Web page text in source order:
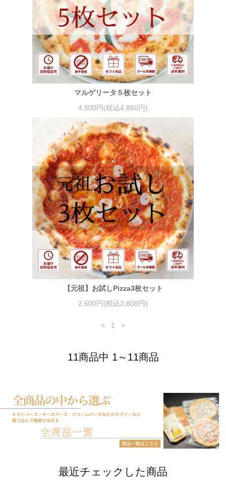
マルゲリータ５枚セット
4,500円(税込4,860円)
【元祖】お試しPizza3枚セット
2,600円(税込2,808円)
< 1 >
11商品中 1～11商品
最近チェックした商品